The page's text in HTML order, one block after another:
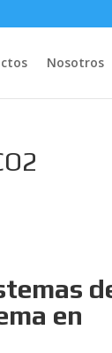
Nosotros
en